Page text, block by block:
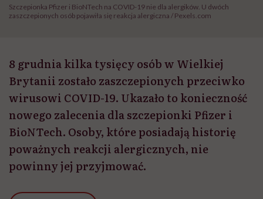
Szczepionka Pfizer i BioNTech na COVID-19 nie dla alergików. U dwóch
zaszczepionych osób pojawiła się reakcja alergiczna / Pexels.com
8 grudnia kilka tysięcy osób w Wielkiej
Brytanii zostało zaszczepionych przeciwko
wirusowi COVID-19. Ukazało to konieczność
nowego zalecenia dla szczepionki Pfizer i
BioNTech. Osoby, które posiadają historię
poważnych reakcji alergicznych, nie
powinny jej przyjmować.